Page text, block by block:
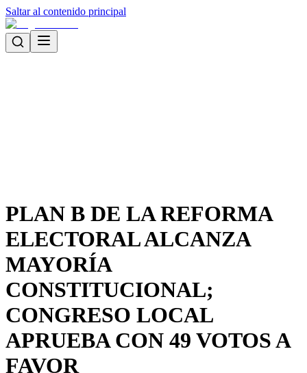
Saltar al contenido principal
PLAN B DE LA REFORMA
ELECTORAL ALCANZA
MAYORÍA
CONSTITUCIONAL;
CONGRESO LOCAL
APRUEBA CON 49 VOTOS A
FAVOR